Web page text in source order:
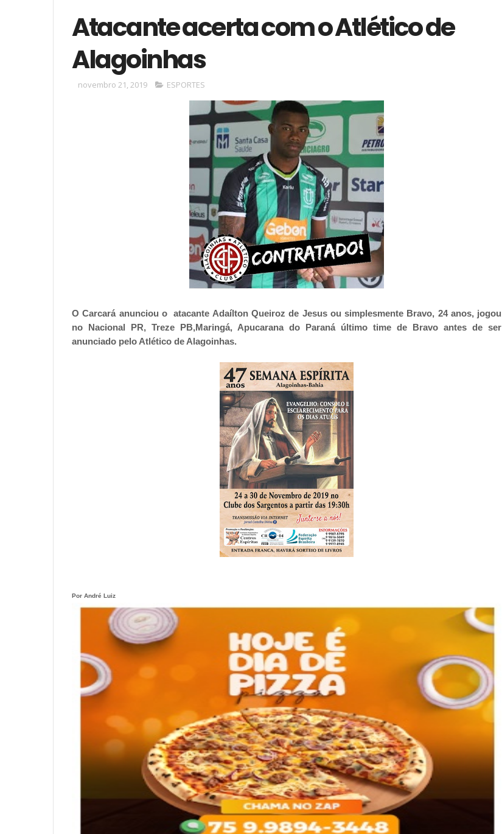
Atacante acerta com o Atlético de
Alagoinhas
novembro 21, 2019 ESPORTES
O Carcará anunciou o atacante Adaílton Queiroz de Jesus ou simplesmente Bravo, 24 anos, jogou
no Nacional PR, Treze PB,Maringá, Apucarana do Paraná último time de Bravo antes de ser
anunciado pelo Atlético de Alagoinhas.
Por André Luiz